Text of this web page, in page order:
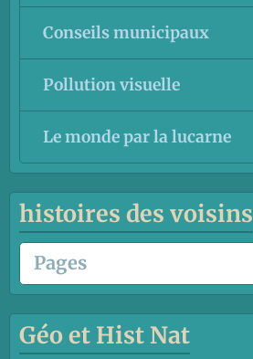
Conseils municipaux
Pollution visuelle
Le monde par la lucarne
histoires des voisins
Géo et Hist Nat